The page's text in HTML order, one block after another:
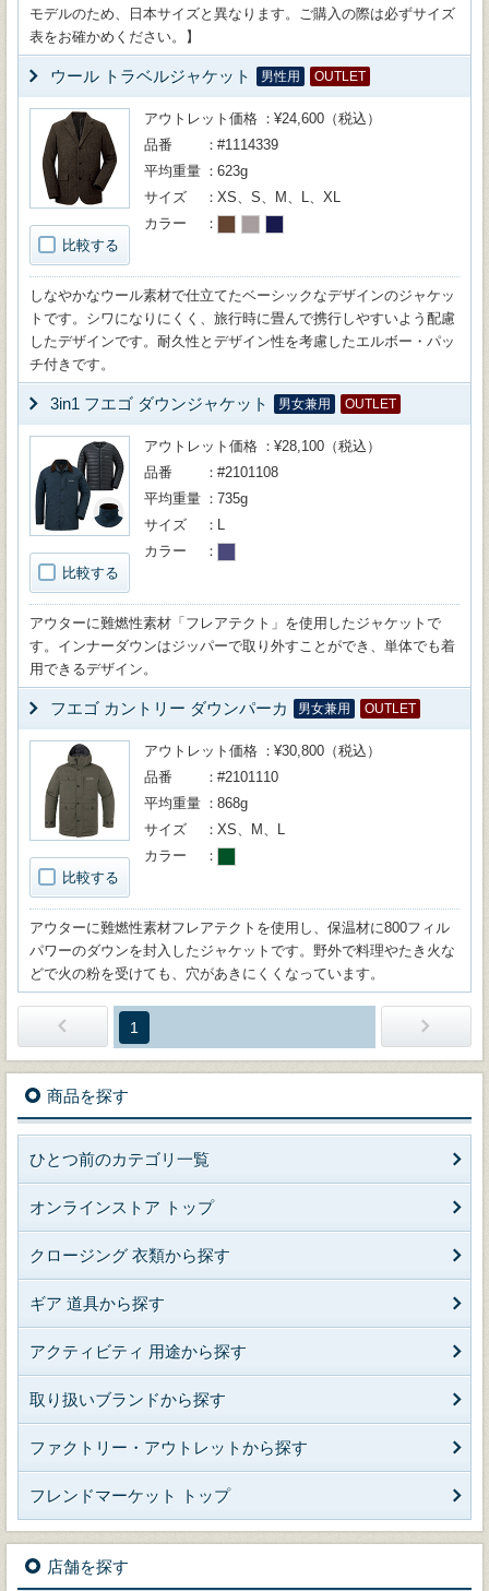
モデルのため、日本サイズと異なります。ご購入の際は必ずサイズ
表をお確かめください。】
ウール トラベルジャケット 男性用 OUTLET
比較する
アウトレット価格
¥24,600（税込）
品番
#1114339
平均重量
623g
サイズ
XS、S、M、L、XL
カラー
しなやかなウール素材で仕立てたベーシックなデザインのジャケッ
トです。シワになりにくく、旅行時に畳んで携行しやすいよう配慮
したデザインです。耐久性とデザイン性を考慮したエルボー・パッ
チ付きです。
3in1 フエゴ ダウンジャケット 男女兼用 OUTLET
比較する
アウトレット価格
¥28,100（税込）
品番
#2101108
平均重量
735g
サイズ
L
カラー
アウターに難燃性素材「フレアテクト」を使用したジャケットで
す。インナーダウンはジッパーで取り外すことができ、単体でも着
用できるデザイン。
フエゴ カントリー ダウンパーカ 男女兼用 OUTLET
比較する
アウトレット価格
¥30,800（税込）
品番
#2101110
平均重量
868g
サイズ
XS、M、L
カラー
アウターに難燃性素材フレアテクトを使用し、保温材に800フィル
パワーのダウンを封入したジャケットです。野外で料理やたき火な
どで火の粉を受けても、穴があきにくくなっています。
1
商品を探す
ひとつ前のカテゴリ一覧
オンラインストア トップ
クロージング 衣類から探す
ギア 道具から探す
アクティビティ 用途から探す
取り扱いブランドから探す
ファクトリー・アウトレットから探す
フレンドマーケット トップ
店舗を探す